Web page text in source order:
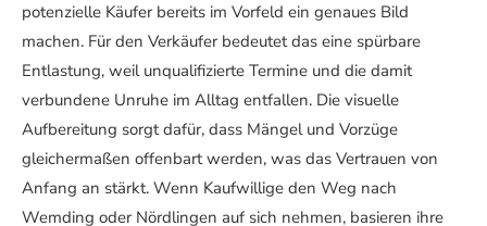
potenzielle Käufer bereits im Vorfeld ein genaues Bild
machen. Für den Verkäufer bedeutet das eine spürbare
Entlastung, weil unqualifizierte Termine und die damit
verbundene Unruhe im Alltag entfallen. Die visuelle
Aufbereitung sorgt dafür, dass Mängel und Vorzüge
gleichermaßen offenbart werden, was das Vertrauen von
Anfang an stärkt. Wenn Kaufwillige den Weg nach
Wemding oder Nördlingen auf sich nehmen, basieren ihre